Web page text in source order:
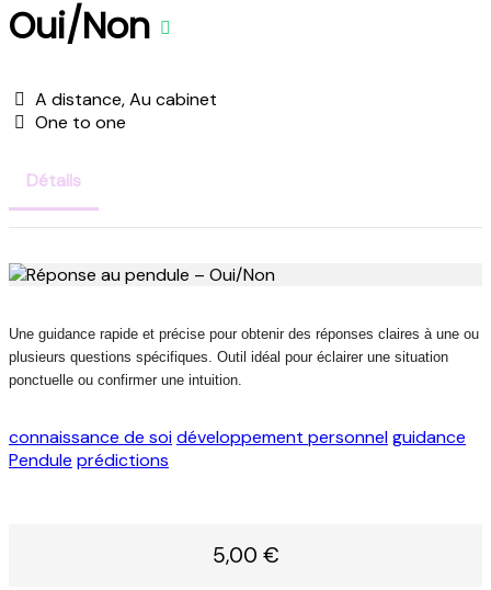
Oui/Non
A distance, Au cabinet
One to one
Détails
Une guidance rapide et précise pour obtenir des réponses claires à une ou
plusieurs questions spécifiques. Outil idéal pour éclairer une situation
ponctuelle ou confirmer une intuition.
connaissance de soidéveloppement personnelguidance
Pendule prédictions
5,00 €